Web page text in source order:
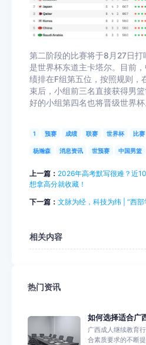
第二阶段的比赛将于8月27日
是世界杯东道主卡塔尔。目前
绩排在F组第五位，按照规则，
束后，小组前三名直接获得男
好的小组第四名也将晋级世界杯
1 预赛 成绩 联赛 世界杯 比赛
杨瀚森 消息资讯 世预赛 中国男篮
上一篇： 2026年高考默写很难？近
想拿高分就收藏！
下一篇： 文脉为经，科技为纬 | “西
相关内容
热门资讯
如何选择适合广
广西成人继续教育
合素质要求的不断